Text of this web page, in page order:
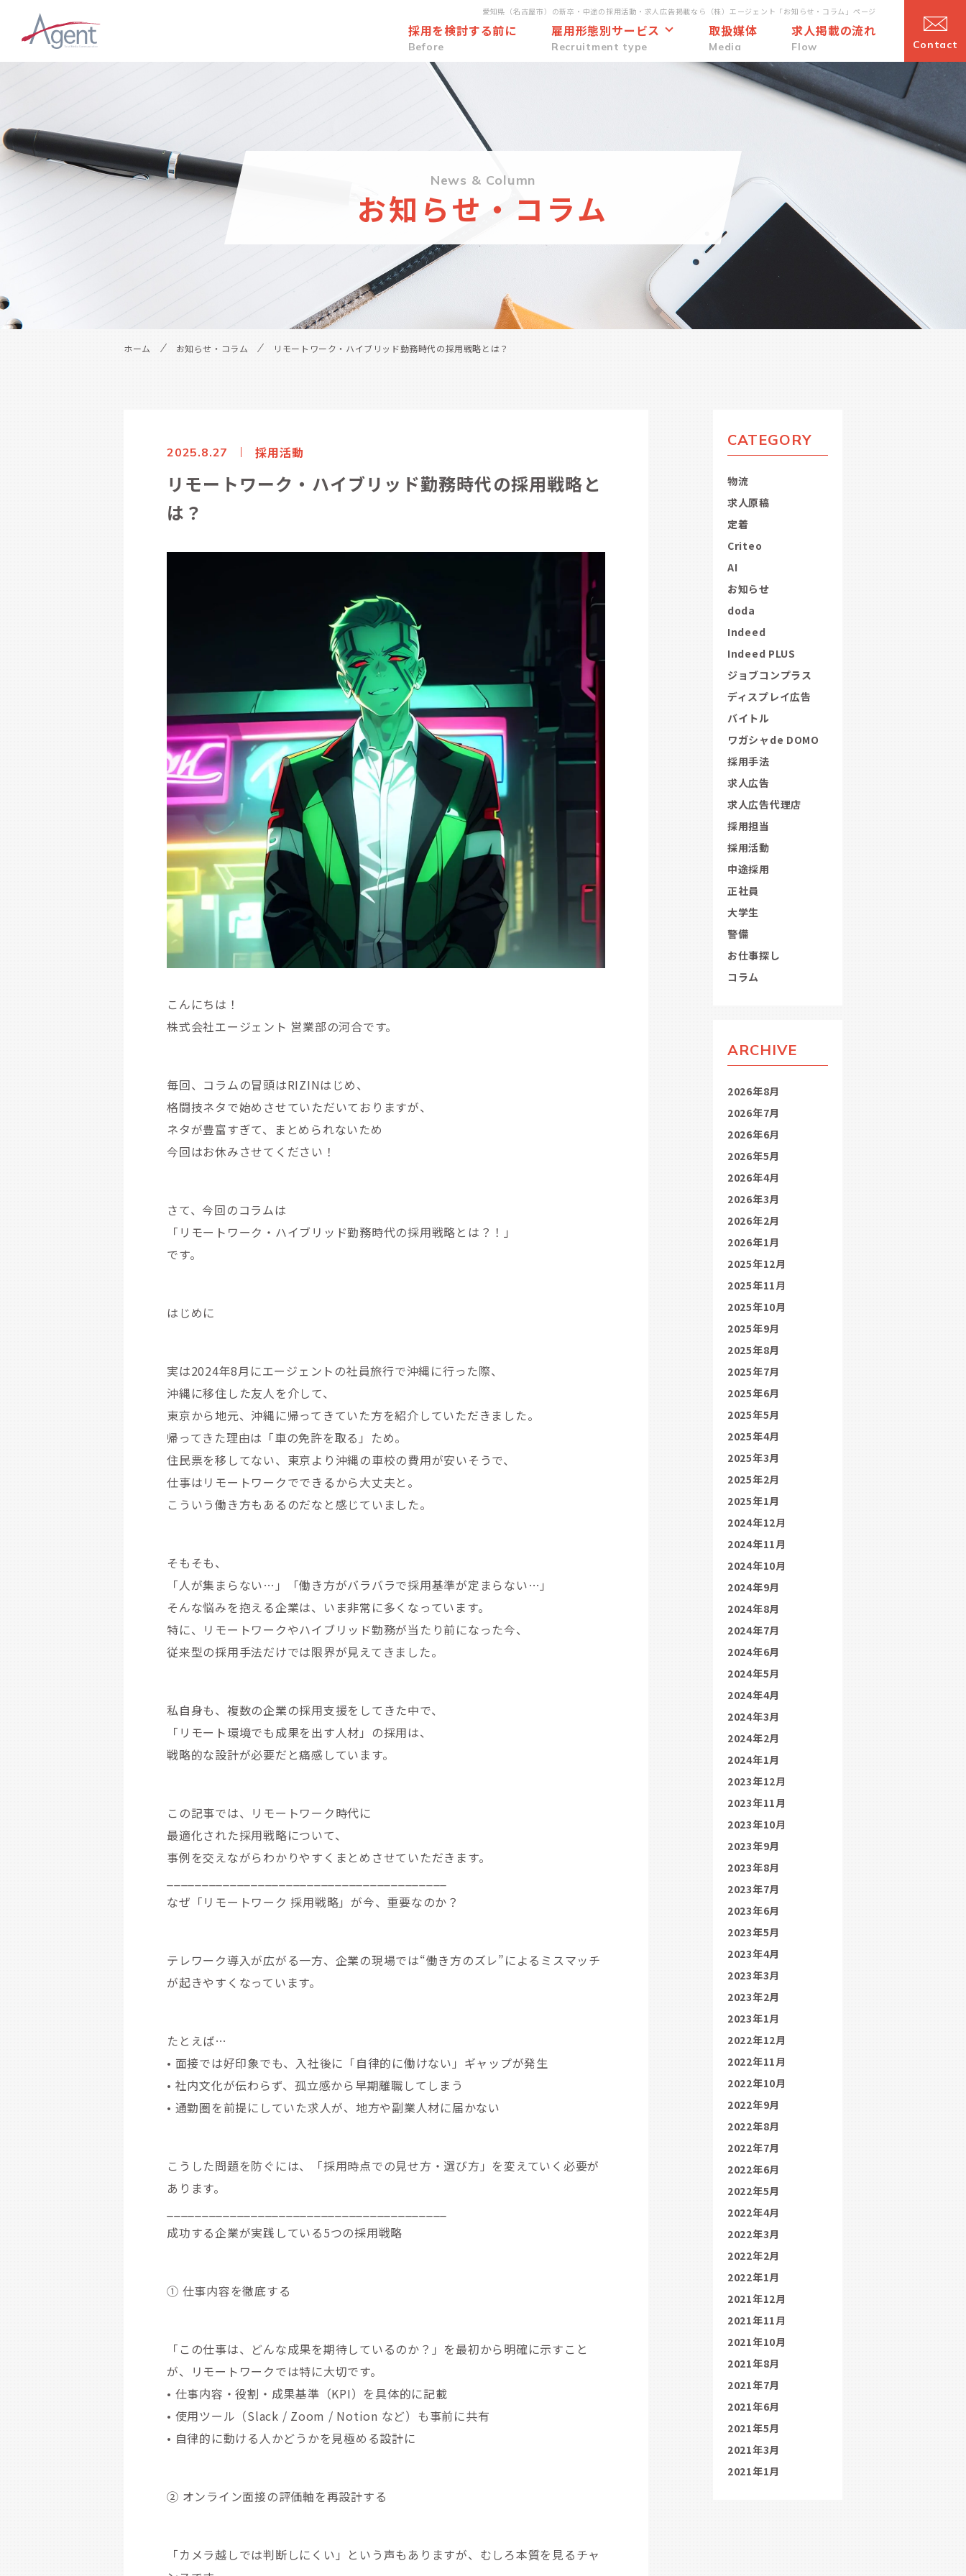
Contact
愛知県（名古屋市）の新卒・中途の採用活動・求人広告掲載なら（株）エージェント「お知らせ・コラム」ページ
採用を検討する前に
Before
雇用形態別サービス
Recruitment type
取扱媒体
Media
求人掲載の流れ
Flow
News & Column
お知らせ・コラム
ホーム お知らせ・コラム リモートワーク・ハイブリッド勤務時代の採用戦略とは？
2025.8.27 採用活動
リモートワーク・ハイブリッド勤務時代の採用戦略と
は？
こんにちは！
株式会社エージェント 営業部の河合です。
毎回、コラムの冒頭はRIZINはじめ、
格闘技ネタで始めさせていただいておりますが、
ネタが豊富すぎて、まとめられないため
今回はお休みさせてください！
さて、今回のコラムは
「リモートワーク・ハイブリッド勤務時代の採用戦略とは？！」
です。
はじめに
実は2024年8月にエージェントの社員旅行で沖縄に行った際、
沖縄に移住した友人を介して、
東京から地元、沖縄に帰ってきていた方を紹介していただきました。
帰ってきた理由は「車の免許を取る」ため。
住民票を移してない、東京より沖縄の車校の費用が安いそうで、
仕事はリモートワークでできるから大丈夫と。
こういう働き方もあるのだなと感じていました。
そもそも、
「人が集まらない…」「働き方がバラバラで採用基準が定まらない…」
そんな悩みを抱える企業は、いま非常に多くなっています。
特に、リモートワークやハイブリッド勤務が当たり前になった今、
従来型の採用手法だけでは限界が見えてきました。
私自身も、複数の企業の採用支援をしてきた中で、
「リモート環境でも成果を出す人材」の採用は、
戦略的な設計が必要だと痛感しています。
この記事では、リモートワーク時代に
最適化された採用戦略について、
事例を交えながらわかりやすくまとめさせていただきます。
なぜ「リモートワーク 採用戦略」が今、重要なのか？
テレワーク導入が広がる一方、企業の現場では“働き方のズレ”によるミスマッチ
が起きやすくなっています。
たとえば…
• 面接では好印象でも、入社後に「自律的に働けない」ギャップが発生
• 社内文化が伝わらず、孤立感から早期離職してしまう
• 通勤圏を前提にしていた求人が、地方や副業人材に届かない
こうした問題を防ぐには、「採用時点での見せ方・選び方」を変えていく必要が
あります。
成功する企業が実践している5つの採用戦略
① 仕事内容を徹底する
「この仕事は、どんな成果を期待しているのか？」を最初から明確に示すこと
が、リモートワークでは特に大切です。
• 仕事内容・役割・成果基準（KPI）を具体的に記載
• 使用ツール（Slack / Zoom / Notion など）も事前に共有
• 自律的に動ける人かどうかを見極める設計に
② オンライン面接の評価軸を再設計する
「カメラ越しでは判断しにくい」という声もありますが、むしろ本質を見るチャ
CATEGORY
物流
求人原稿
定着
Criteo
AI
お知らせ
doda
Indeed
Indeed PLUS
ジョブコンプラス
ディスプレイ広告
バイトル
ワガシャde DOMO
採用手法
求人広告
求人広告代理店
採用担当
採用活動
中途採用
正社員
大学生
警備
お仕事探し
コラム
ARCHIVE
2026年8月
2026年7月
2026年6月
2026年5月
2026年4月
2026年3月
2026年2月
2026年1月
2025年12月
2025年11月
2025年10月
2025年9月
2025年8月
2025年7月
2025年6月
2025年5月
2025年4月
2025年3月
2025年2月
2025年1月
2024年12月
2024年11月
2024年10月
2024年9月
2024年8月
2024年7月
2024年6月
2024年5月
2024年4月
2024年3月
2024年2月
2024年1月
2023年12月
2023年11月
2023年10月
2023年9月
2023年8月
2023年7月
2023年6月
2023年5月
2023年4月
2023年3月
2023年2月
2023年1月
2022年12月
2022年11月
2022年10月
2022年9月
2022年8月
2022年7月
2022年6月
2022年5月
2022年4月
2022年3月
2022年2月
2022年1月
2021年12月
2021年11月
2021年10月
2021年8月
2021年7月
2021年6月
2021年5月
2021年3月
2021年1月